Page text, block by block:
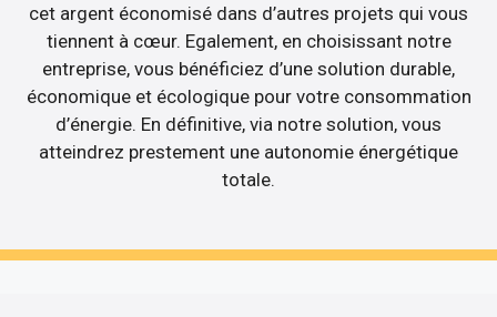
cet argent économisé dans d’autres projets qui vous
tiennent à cœur. Egalement, en choisissant notre
entreprise, vous bénéficiez d’une solution durable,
économique et écologique pour votre consommation
d’énergie. En définitive, via notre solution, vous
atteindrez prestement une autonomie énergétique
totale.